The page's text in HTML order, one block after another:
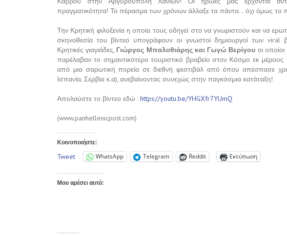
πραγματικότητα! Το πέρασμα των χρόνων άλλαξε τα πάντα… όχι όμως το
Την Κρητική φιλοξενία η οποία τους οδηγεί στο να γνωριστούν και να
σκηνοθεσία του βίντεο υπογράφουν οι γνωστοί δημιουργοί των viral
Κρητικές γιαγιάδες, Γιώργος Μπαλοθιάρης και Γωγώ Βερίγου οι
παρέλαβαν το σημαντικότερο τουριστικό βραβείο στον Κόσμο εκ
από μια σαρωτική πορεία σε διεθνή φεστιβάλ από όπου απέσπασε
Ισπανία, Σερβία κ.α), ανεβαίνοντας συνεχώς στην παγκόσμια κατάταξη!
Απολαύστε το βίντεο εδώ : https://youtu.be/YHGXfr7YUmQ
(www.panhellenicpost.com)
Κοινοποιήστε:
Tweet WhatsApp Telegram Reddit Εκτύπωση
Μου αρέσει αυτό: